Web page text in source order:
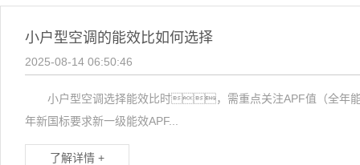
小户型空调的能效比如何选择
2025-08-14 06:50:46
小户型空调选择能效比时，需重点关注APF值（全
年新国标要求新一级能效APF...
了解详情 +